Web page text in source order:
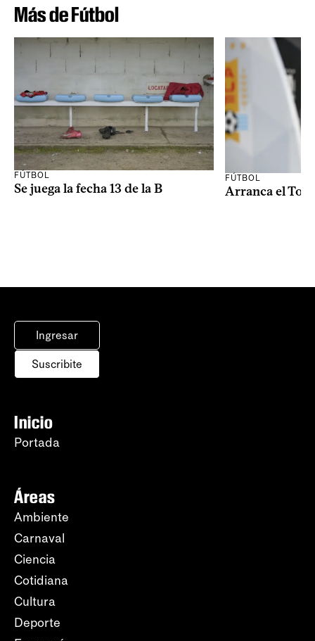
Más de Fútbol
FÚTBOL
Se juega la fecha 13 de la B
FÚTBOL
Arranca el
Ingresar
Suscribite
Inicio
Portada
Áreas
Ambiente
Carnaval
Ciencia
Cotidiana
Cultura
Deporte